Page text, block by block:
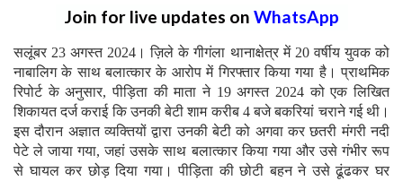
Join for live updates on WhatsApp
सलूंबर 23 अगस्त 2024। ज़िले के गीगंला थानाक्षेत्र में 20 वर्षीय युवक को
नाबालिग के साथ बलात्कार के आरोप में गिरफ्तार किया गया है। प्राथमिक
रिपोर्ट के अनुसार, पीड़िता की माता ने 19 अगस्त 2024 को एक लिखित
शिकायत दर्ज कराई कि उनकी बेटी शाम करीब 4 बजे बकरियां चराने गई थी।
इस दौरान अज्ञात व्यक्तियों द्वारा उनकी बेटी को अगवा कर छतरी मंगरी नदी
पेटे ले जाया गया, जहां उसके साथ बलात्कार किया गया और उसे गंभीर रूप
से घायल कर छोड़ दिया गया। पीड़िता की छोटी बहन ने उसे ढूंढकर घर